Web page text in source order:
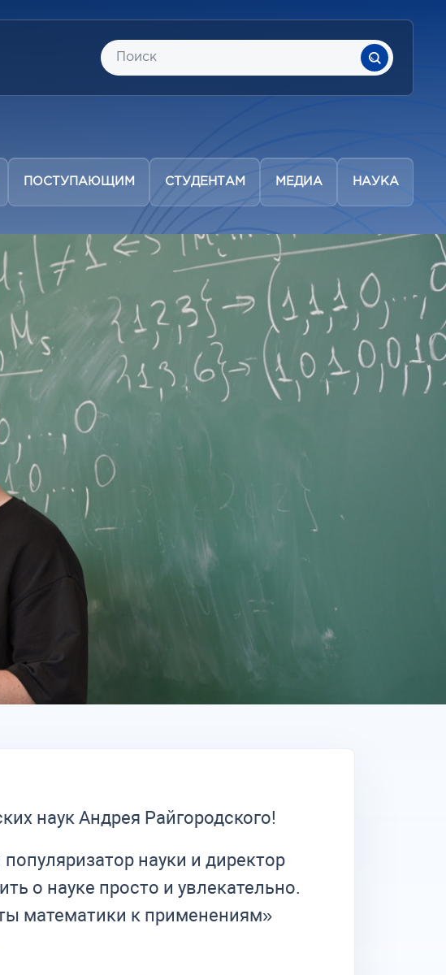
ПОСТУПАЮЩИМ СТУДЕНТАМ МЕДИА НАУКА
наук Андрея Райгородского!
науки и директор
о науке просто и увлекательно.
математики к применениям»